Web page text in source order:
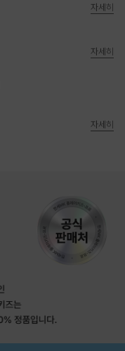
자세히
자세히
자세히